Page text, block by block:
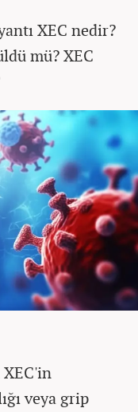
XEC nedir?
mü? XEC
veya grip